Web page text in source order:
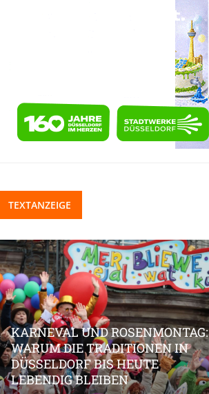
TEXTANZEIGE
KARNEVAL UND ROSENMONTAG:
WARUM DIE TRADITIONEN IN
DÜSSELDORF BIS HEUTE
LEBENDIG BLEIBEN